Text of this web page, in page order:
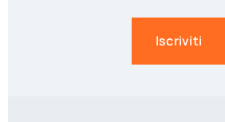
Iscriviti